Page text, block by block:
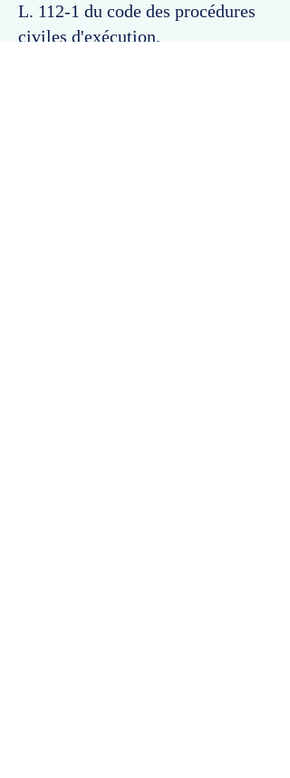
L. 112-1 du code des procédures
civiles d'exécution.